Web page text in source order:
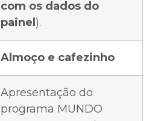
com os dados do
painel).
Almoço e cafezinho
Apresentação do
programa MUNDO